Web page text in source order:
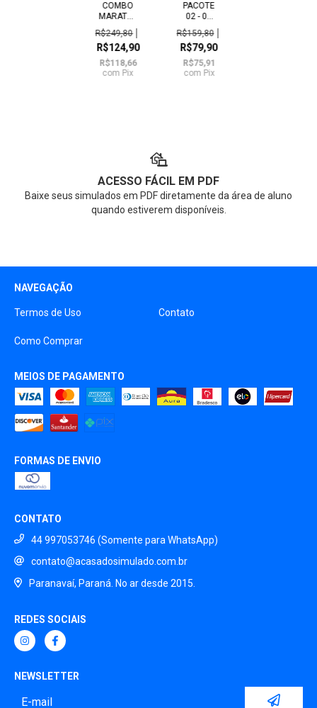
COMBO
MARATONA
PACOTES
01 E 02 -
08 SI...
R$249,80
R$124,90
R$118,66
com Pix
PACOTE
02 - 04
SIMULADOS
INÉDITOS
- MPU...
R$159,80
R$79,90
R$75,91
com Pix
ACESSO FÁCIL EM PDF
Baixe seus simulados em PDF diretamente da área de aluno
quando estiverem disponíveis.
NAVEGAÇÃO
Termos de Uso Contato
Como Comprar
MEIOS DE PAGAMENTO
FORMAS DE ENVIO
CONTATO
44 997053746 (Somente para WhatsApp)
contato@acasadosimulado.com.br
Paranavaí, Paraná. No ar desde 2015.
REDES SOCIAIS
NEWSLETTER